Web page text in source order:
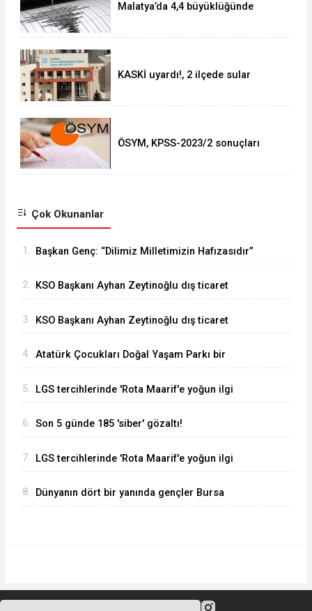
Malatya’da 4,4 büyüklüğünde
KASKİ uyardı!, 2 ilçede sular
ÖSYM, KPSS-2023/2 sonuçları
Çok Okunanlar
1. Başkan Genç: “Dilimiz Milletimizin Hafızasıdır”
2. KSO Başkanı Ayhan Zeytinoğlu dış ticaret
3. KSO Başkanı Ayhan Zeytinoğlu dış ticaret
4. Atatürk Çocukları Doğal Yaşam Parkı bir
5. LGS tercihlerinde 'Rota Maarif'e yoğun ilgi
6. Son 5 günde 185 'siber' gözaltı!
7. LGS tercihlerinde 'Rota Maarif'e yoğun ilgi
8. Dünyanın dört bir yanında gençler Bursa